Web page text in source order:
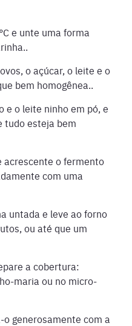
e unte uma forma
o açúcar, o leite e o
bem homogênea..
e o leite ninho em pó, e
tudo esteja bem
acrescente o fermento
com uma
untada e leve ao forno
ou até que um
a cobertura:
maria ou no micro-
generosamente com a